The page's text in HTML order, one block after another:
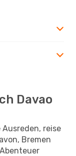
Davao
reise
Bremen